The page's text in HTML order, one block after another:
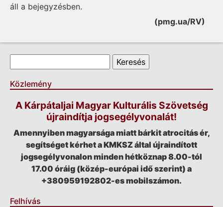
áll a bejegyzésben.
(pmg.ua/RV)
Keresés űrlap
Közlemény
A Kárpátaljai Magyar Kulturális Szövetség
újraindítja jogsegélyvonalát!
Amennyiben magyarsága miatt bárkit atrocitás ér,
segítséget kérhet a KMKSZ által újraindított
jogsegélyvonalon minden hétköznap 8.00-tól
17.00 óráig (közép-európai idő szerint) a
+380959192802-es mobilszámon.
Felhívás